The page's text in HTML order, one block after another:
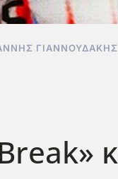
ΓΙΑΝΝΟΥΔΆΚΗΣ